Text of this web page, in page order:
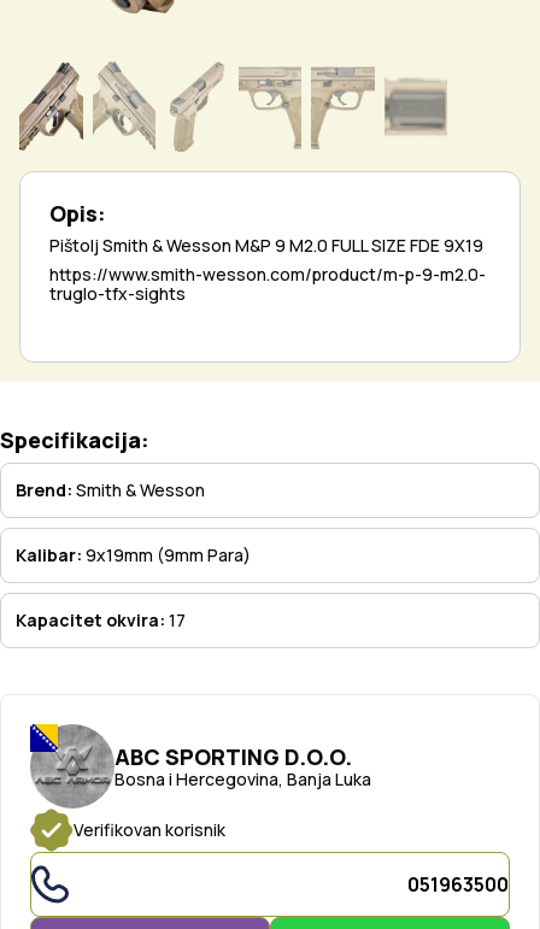
Opis:
Pištolj Smith & Wesson M&P 9 M2.0 FULL SIZE FDE 9X19
https://www.smith-wesson.com/product/m-p-9-m2.0-
truglo-tfx-sights
ABC SPORTING D.O.O.
Bosna i Hercegovina, Banja Luka
Verifikovan korisnik
051963500
Specifikacija:
Brend: Smith & Wesson
Kalibar: 9x19mm (9mm Para)
Kapacitet okvira: 17